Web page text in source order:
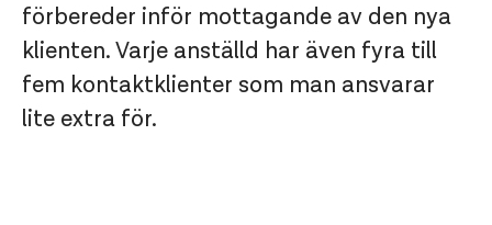
förbereder inför mottagande av den nya
klienten. Varje anställd har även fyra till
fem kontaktklienter som man ansvarar
lite extra för.